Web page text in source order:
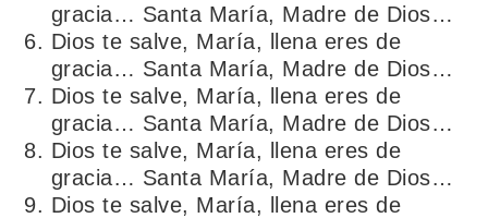
gracia… Santa María, Madre de Dios…
Dios te salve, María, llena eres de
gracia… Santa María, Madre de Dios…
Dios te salve, María, llena eres de
gracia… Santa María, Madre de Dios…
Dios te salve, María, llena eres de
gracia… Santa María, Madre de Dios…
Dios te salve, María, llena eres de